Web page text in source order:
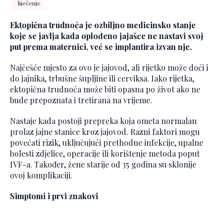
liječenje
Ektopična trudnoća je ozbiljno medicinsko stanje
koje se javlja kada oplođeno jajašce ne nastavi svoj
put prema maternici, već se implantira izvan nje.
Najčešće mjesto za ovo je jajovod, ali rijetko može doći i
do jajnika, trbušne šupljine ili cerviksa. Iako rijetka,
ektopična trudnoća može biti opasna po život ako ne
bude prepoznata i tretirana na vrijeme.
Nastaje kada postoji prepreka koja ometa normalan
prolaz jajne stanice kroz jajovod. Razni faktori mogu
povećati rizik, uključujući prethodne infekcije, upalne
bolesti zdjelice, operacije ili korištenje metoda poput
IVF-a. Također, žene starije od 35 godina su sklonije
ovoj komplikaciji.
Simptomi i prvi znakovi